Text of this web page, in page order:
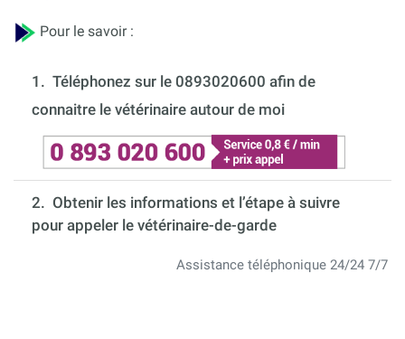
Pour le savoir :
1. Téléphonez sur le 0893020600 afin de
connaitre le vétérinaire autour de moi
2. Obtenir les informations et l’étape à suivre
pour appeler le vétérinaire-de-garde
Assistance téléphonique 24/24 7/7